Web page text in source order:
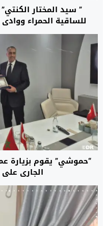
” سيد المختار
للساقية الحمراء
متميزة
الجاري